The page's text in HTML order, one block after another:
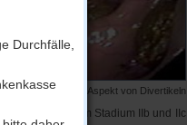
2: Endoskopischer Aspekt von Divertikeln
akzeptiert, im Stadium IIb und IIc
Durchfälle,